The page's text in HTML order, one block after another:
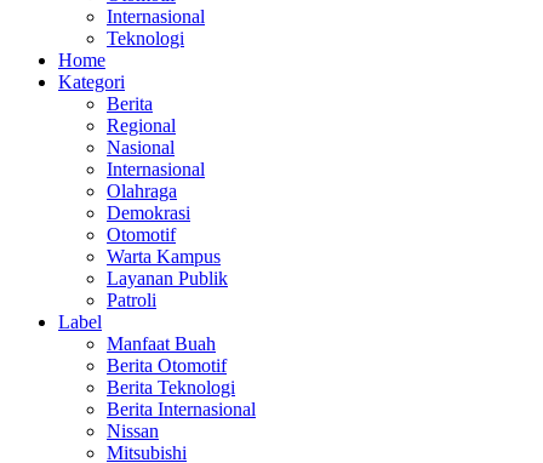
Internasional
Teknologi
Home
Kategori
Berita
Regional
Nasional
Internasional
Olahraga
Demokrasi
Otomotif
Warta Kampus
Layanan Publik
Patroli
Label
Manfaat Buah
Berita Otomotif
Berita Teknologi
Berita Internasional
Nissan
Mitsubishi